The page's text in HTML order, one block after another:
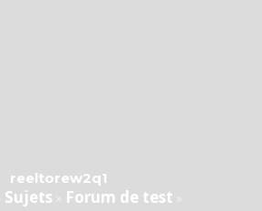
reeltorew2q1
Sujets » Forum de test »